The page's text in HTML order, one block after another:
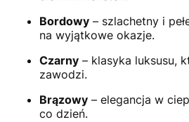
Bordowy – szlachetny i
na wyjątkowe okazje.
Czarny – klasyka luksusu,
zawodzi.
Brązowy – elegancja w
co dzień.